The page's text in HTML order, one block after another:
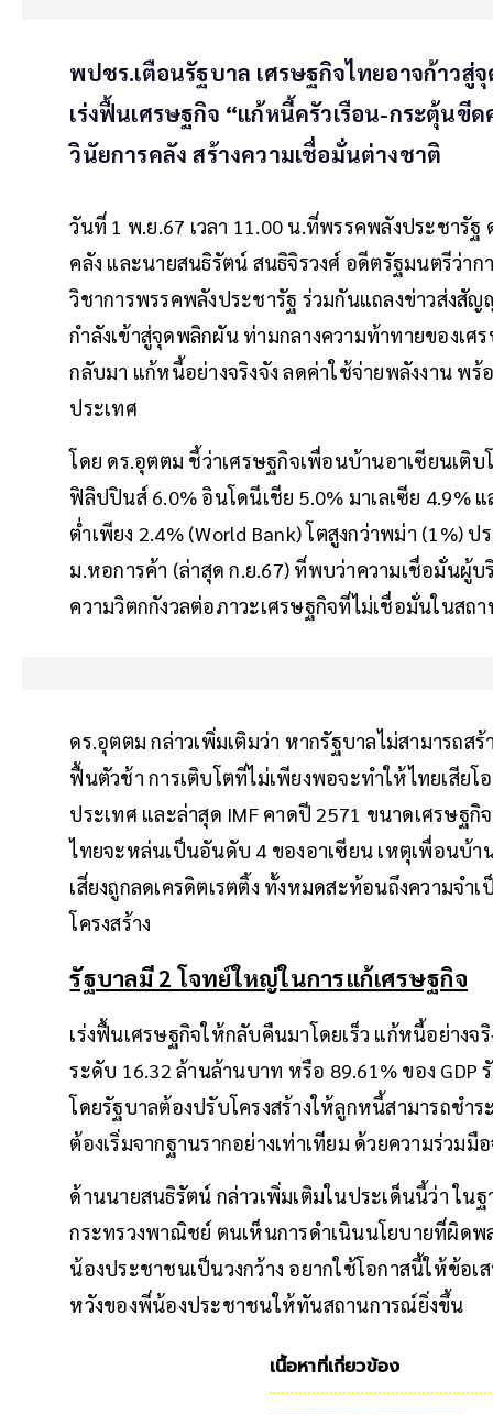
พปชร.เตือนรัฐบาล เศรษฐกิจไทยอาจก้าว
เร่งฟื้นเศรษฐกิจ “แก้หนี้ครัวเรือน-กระตุ้นขี
วินัยการคลัง สร้างความเชื่อมั่นต่างชาติ
วันที่ 1 พ.ย.67 เวลา 11.00 น.ที่พรรคพลังประชารั
คลัง และนายสนธิรัตน์ สนธิจิรวงศ์ อดีตรัฐมนตรีว่า
วิชาการพรรคพลังประชารัฐ ร่วมกันแถลงข่าวส่งสั
กำลังเข้าสู่จุดพลิกผัน ท่ามกลางความท้าทายของเ
กลับมา แก้หนี้อย่างจริงจัง ลดค่าใช้จ่ายพลังงาน พ
ประเทศ
โดย ดร.อุตตม ชี้ว่าเศรษฐกิจเพื่อนบ้านอาเซียนเติ
ฟิลิปปินส์ 6.0% อินโดนีเชีย 5.0% มาเลเซีย 4.9%
ต่ำเพียง 2.4% (World Bank) โตสูงกว่าพม่า (1%)
ม.หอการค้า (ล่าสุด ก.ย.67) ที่พบว่าความเชื่อมั่นผู้
ความวิตกกังวลต่อภาวะเศรษฐกิจที่ไม่เชื่อมั่นในส
ดร.อุตตม กล่าวเพิ่มเติมว่า หากรัฐบาลไม่สามารถส
ฟื้นตัวช้า การเติบโตที่ไม่เพียงพอจะทำให้ไทยเสีย
ประเทศ และล่าสุด IMF คาดปี 2571 ขนาดเศรษฐ
ไทยจะหล่นเป็นอันดับ 4 ของอาเซียน เหตุเพื่อนบ้า
เสี่ยงถูกลดเครดิตเรตติ้ง ทั้งหมดสะท้อนถึงความจ
โครงสร้าง
รัฐบาลมี 2 โจทย์ใหญ่ในการแก้เศรษฐกิจ
เร่งฟื้นเศรษฐกิจให้กลับคืนมาโดยเร็ว แก้หนี้อย่าง
ระดับ 16.32 ล้านล้านบาท หรือ 89.61% ของ
โดยรัฐบาลต้องปรับโครงสร้างให้ลูกหนี้สามารถชำ
ต้องเริ่มจากฐานรากอย่างเท่าเทียม ด้วยความร่วมมื
ด้านนายสนธิรัตน์ กล่าวเพิ่มเติมในประเด็นนี้ว่า ใน
กระทรวงพาณิชย์ ตนเห็นการดำเนินนโยบายที่ผิดพ
น้องประชาชนเป็นวงกว้าง อยากใช้โอกาสนี้ให้ข้อ
หวังของพี่น้องประชาชนให้ทันสถานการณ์ยิ่งขึ้น
เนื้อหาที่เกี่ยวข้อง